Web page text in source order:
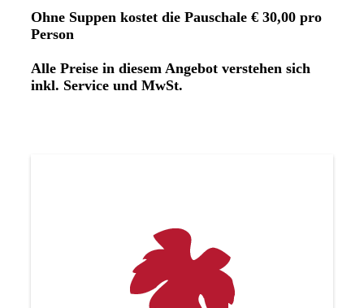
Ohne Suppen kostet die Pauschale € 30,00 pro
Person
Alle Preise in diesem Angebot verstehen sich
inkl. Service und MwSt.